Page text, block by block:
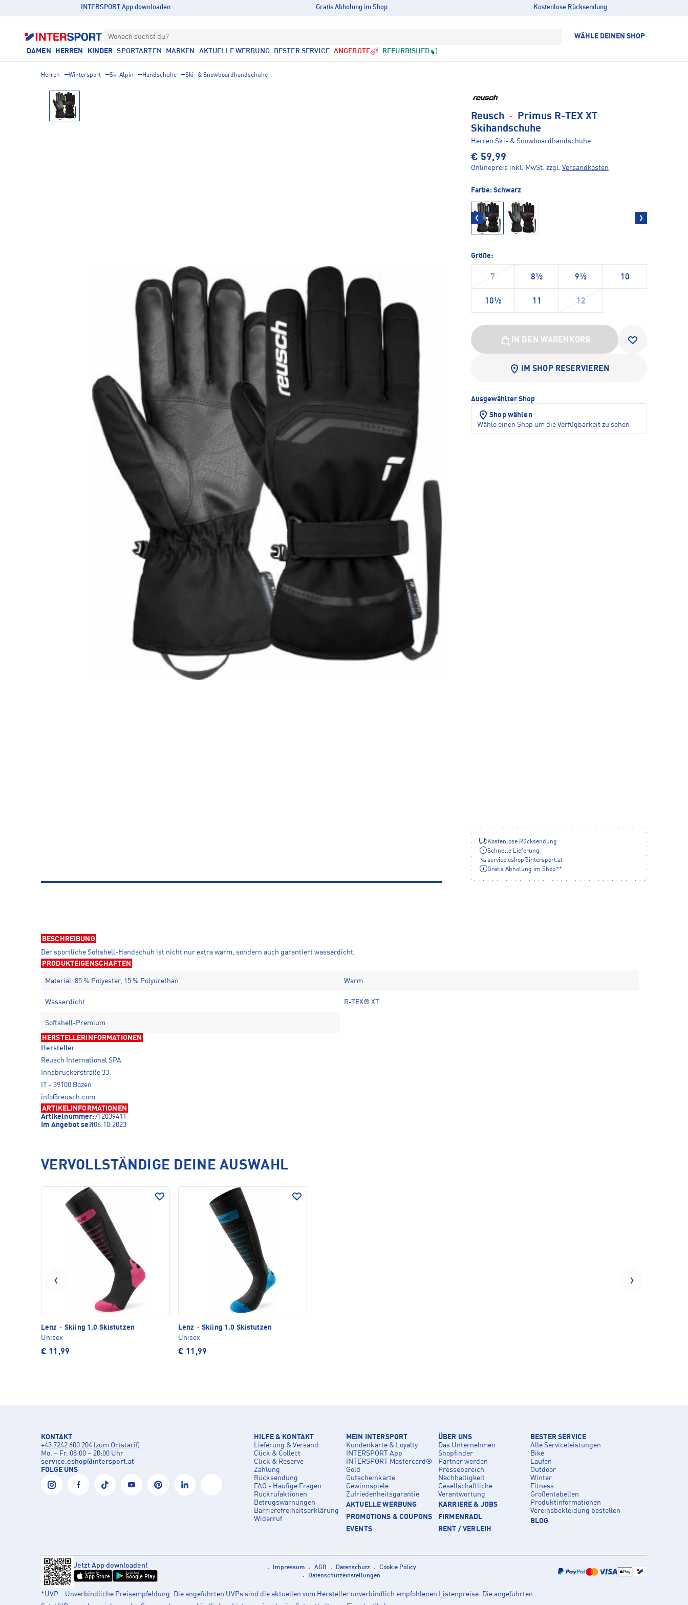
INTERSPORT App downloaden Gratis Abholung im Shop Kostenlose Rücksendung
Wonach suchst du? WÄHLE DEINEN SHOP
DAMEN HERREN KINDER SPORTARTEN MARKEN AKTUELLE WERBUNG BESTER SERVICE ANGEBOTE REFURBISHED
Herren Wintersport Ski Alpin Handschuhe Ski- & Snowboardhandschuhe
Reusch ·
Primus R-TEX XT
Skihandschuhe
Herren Ski- & Snowboardhandschuhe
€ 59,99
Onlinepreis inkl. MwSt. zzgl. Versandkosten
Farbe: Schwarz
Größe:
7 8½ 9½ 10
10½ 11 12
IN DEN WARENKORB
IM SHOP RESERVIEREN
Ausgewählter Shop
Shop wählen
Wähle einen Shop um die Verfügbarkeit zu sehen
Kostenlose Rücksendung
Schnelle Lieferung
service.eshop@intersport.at
Gratis Abholung im Shop**
BESCHREIBUNG
Der sportliche Softshell-Handschuh ist nicht nur extra warm, sondern auch garantiert wasserdicht.
PRODUKTEIGENSCHAFTEN
Material: 85 % Polyester, 15 % Polyurethan Warm
Wasserdicht R-TEX® XT
Softshell-Premium
HERSTELLERINFORMATIONEN
Hersteller
Reusch International SPA
Innsbruckerstraße 33
IT - 39100 Bozen
info@reusch.com
ARTIKELINFORMATIONEN
Artikelnummer:712039411
Im Angebot seit06.10.2023
VERVOLLSTÄNDIGE DEINE AUSWAHL
Lenz · Skiing 1.0 Skistutzen
Unisex
€ 11,99
Lenz · Skiing 1.0 Skistutzen
Unisex
€ 11,99
KONTAKT
+43 7242 600 204 (zum Ortstarif)
Mo. – Fr. 08:00 – 20:00 Uhr
service.eshop@intersport.at
FOLGE UNS
HILFE & KONTAKT
Lieferung & Versand
Click & Collect
Click & Reserve
Zahlung
Rücksendung
FAQ - Häufige Fragen
Rückrufaktionen
Betrugswarnungen
Barrierefreiheitserklärung
Widerruf
MEIN INTERSPORT
Kundenkarte & Loyalty
INTERSPORT App
INTERSPORT Mastercard®
Gold
Gutscheinkarte
Gewinnspiele
Zufriedenheitsgarantie
AKTUELLE WERBUNG
PROMOTIONS & COUPONS
EVENTS
ÜBER UNS
Das Unternehmen
Shopfinder
Partner werden
Pressebereich
Nachhaltigkeit
Gesellschaftliche
Verantwortung
KARRIERE & JOBS
FIRMENRADL
RENT / VERLEIH
BESTER SERVICE
Alle Serviceleistungen
Bike
Laufen
Outdoor
Winter
Fitness
Größentabellen
Produktinformationen
Vereinsbekleidung bestellen
BLOG
Jetzt App downloaden!
Laden im
App Store
Jetzt bei
Google Play
Impressum AGB Datenschutz
Cookie Policy
Datenschutzeinstellungen
*UVP = Unverbindliche Preisempfehlung. Die angeführten UVPs sind die aktuellen vom Hersteller unverbindlich empfohlenen Listenpreise. Die angeführten